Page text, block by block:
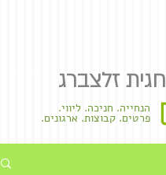
חגית זלצברג
הנחייה. חניכה. ליווי.
פרטים. קבוצות. ארגונים.